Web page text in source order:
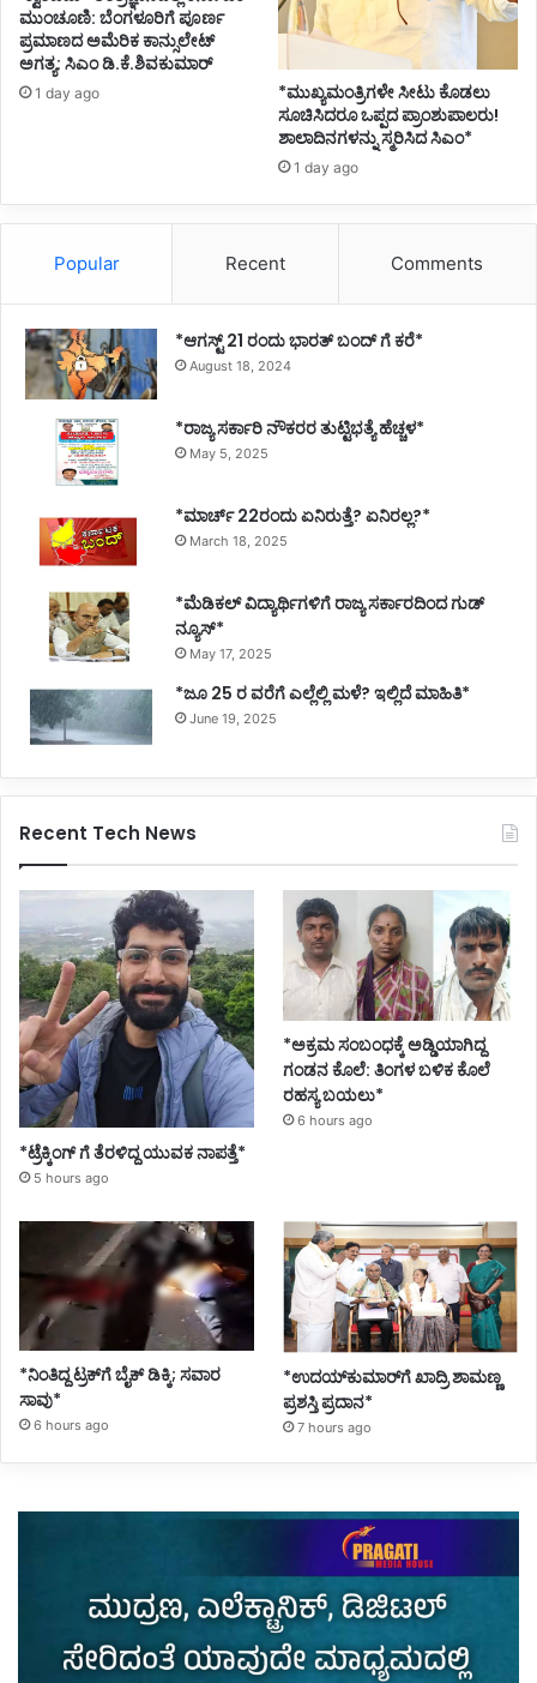
ವು
ಮುಂಚೂಣಿ: ಬೆಂಗಳೂರಿಗೆ ಪೂರ್ಣ
ಪ್ರಮಾಣದ ಅಮೆರಿಕ ಕಾನ್ಸುಲೇಟ್
ಅಗತ್ಯ: ಸಿಎಂ ಡಿ.ಕೆ.ಶಿವಕುಮಾರ್
1 day ago
*ಮುಖ್ಯಮಂತ್ರಿಗಳೇ ಸೀಟು ಕೊಡಲು
ಸೂಚಿಸಿದರೂ ಒಪ್ಪದ ಪ್ರಾಂಶುಪಾಲರು!
ಶಾಲಾದಿನಗಳನ್ನು ಸ್ಮರಿಸಿದ ಸಿಎಂ*
1 day ago
Popular Recent Comments
*ಆಗಸ್ಟ್ 21 ರಂದು ಭಾರತ್‌ ಬಂದ್‌ ಗೆ ಕರೆ*
August 18, 2024
*ರಾಜ್ಯ ಸರ್ಕಾರಿ ನೌಕರರ ತುಟ್ಟಿಭತ್ಯೆ ಹೆಚ್ಚಳ*
May 5, 2025
*ಮಾರ್ಚ್ 22ರಂದು ಏನಿರುತ್ತೆ? ಏನಿರಲ್ಲ?*
March 18, 2025
*ಮೆಡಿಕಲ್ ವಿದ್ಯಾರ್ಥಿಗಳಿಗೆ ರಾಜ್ಯ ಸರ್ಕಾರದಿಂದ ಗುಡ್
ನ್ಯೂಸ್*
May 17, 2025
*ಜೂ 25 ರ ವರೆಗೆ ಎಲ್ಲೆಲ್ಲಿ ಮಳೆ? ಇಲ್ಲಿದೆ ಮಾಹಿತಿ*
June 19, 2025
Recent Tech News
*ಟ್ರೆಕ್ಕಿಂಗ್ ಗೆ ತೆರಳಿದ್ದ ಯುವಕ ನಾಪತ್ತೆ*
5 hours ago
*ಅಕ್ರಮ ಸಂಬಂಧಕ್ಕೆ ಅಡ್ಡಿಯಾಗಿದ್ದ
ಗಂಡನ ಕೊಲೆ: ತಿಂಗಳ ಬಳಿಕ ಕೊಲೆ
ರಹಸ್ಯ ಬಯಲು*
6 hours ago
*ನಿಂತಿದ್ದ ಟ್ರಕ್‌ಗೆ ಬೈಕ್ ಡಿಕ್ಕಿ; ಸವಾರ
ಸಾವು*
6 hours ago
*ಉದಯ್‌ಕುಮಾರ್‌ಗೆ ಖಾದ್ರಿ ಶಾಮಣ್ಣ
ಪ್ರಶಸ್ತಿ ಪ್ರದಾನ*
7 hours ago